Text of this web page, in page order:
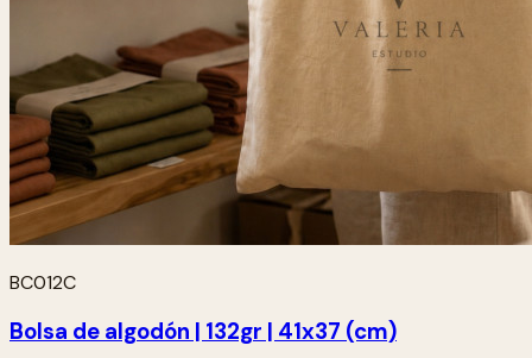
BC012C
Bolsa de algodón | 132gr | 41x37 (cm)